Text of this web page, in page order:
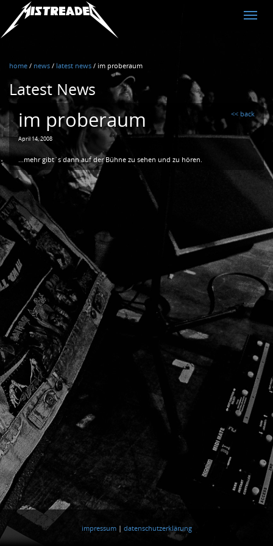
Toggle
MistreadED
home / news / latest news / im proberaum
Latest News
<< back
im proberaum
April 14, 2008
...mehr gibt`s dann auf der Bühne zu sehen und zu hören.
Metallica
impressum| datenschutzerklärung